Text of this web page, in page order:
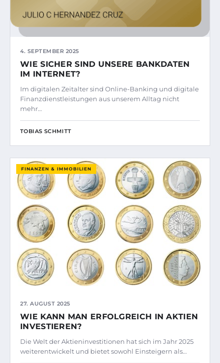
4. SEPTEMBER 2025
WIE SICHER SIND UNSERE BANKDATEN
IM INTERNET?
Im digitalen Zeitalter sind Online-Banking und digitale
Finanzdienstleistungen aus unserem Alltag nicht
mehr…
TOBIAS SCHMITT
FINANZEN & IMMOBILIEN
27. AUGUST 2025
WIE KANN MAN ERFOLGREICH IN AKTIEN
INVESTIEREN?
Die Welt der Aktieninvestitionen hat sich im Jahr 2025
weiterentwickelt und bietet sowohl Einsteigern als…